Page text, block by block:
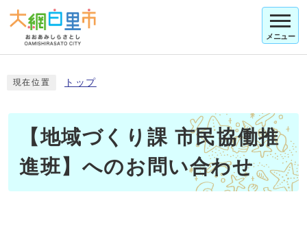
メニュー
現在位置 トップ
【地域づくり課 市民協働推
進班】へのお問い合わせ